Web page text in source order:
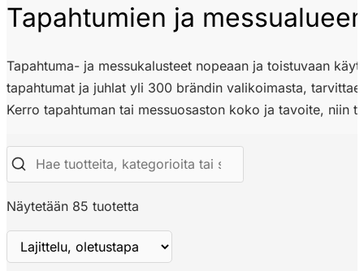
Tapahtumien ja
Tapahtuma- ja messukalusteet nopeaan ja toistuvaan
tapahtumat ja juhlat yli 300 brändin valikoimasta,
Kerro tapahtuman tai messuosaston koko ja tavoite, niin
Näytetään 85 tuotetta